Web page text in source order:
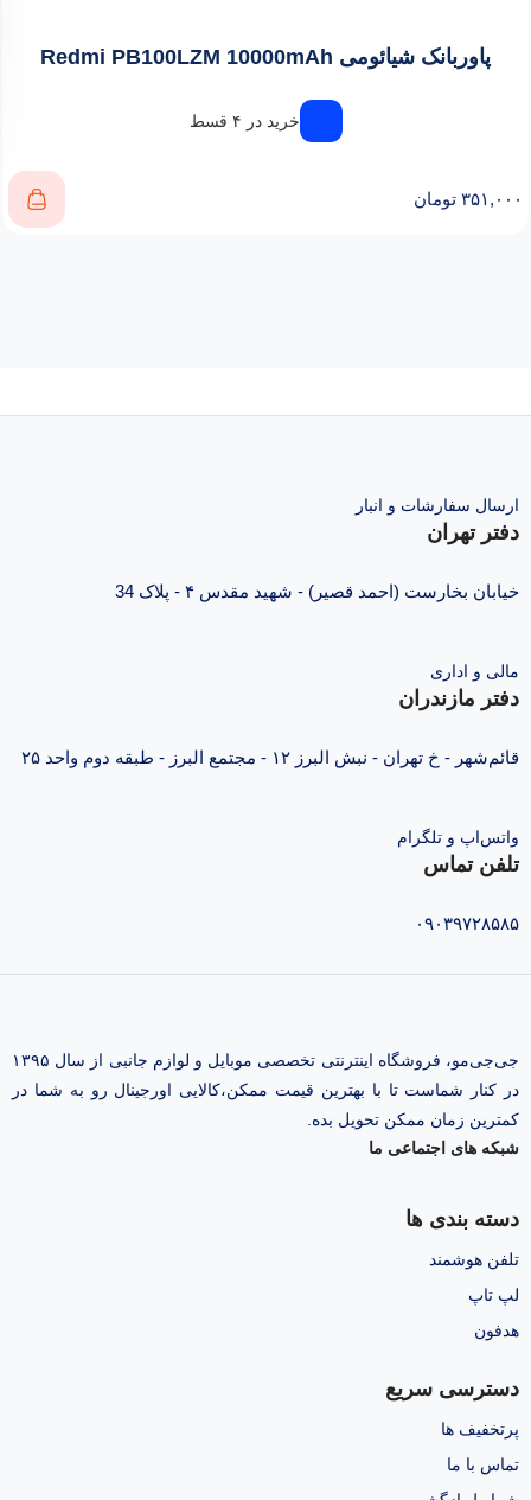
پاوربانک شیائومی Redmi PB100LZM 10000mAh
خرید در ۴ قسط
۳۵۱,۰۰۰ تومان
ارسال سفارشات و انبار
دفتر تهران
خیابان بخارست (احمد قصیر) - شهید مقدس ۴ - پلاک 34
مالی و اداری
دفتر مازندران
قائم‌شهر - خ تهران - نبش البرز ۱۲ - مجتمع البرز - طبقه دوم واحد ۲۵
واتس‌اپ و تلگرام
تلفن تماس
۰۹۰۳۹۷۲۸۵۸۵
جی‌جی‌مو، فروشگاه اینترنتی تخصصی موبایل و لوازم جانبی از سال ۱۳۹۵
در کنار شماست تا با بهترین قیمت ممکن،‌کالایی اورجینال رو به شما در
کمترین زمان ممکن تحویل بده.
شبکه های اجتماعی ما
دسته بندی ها
تلفن هوشمند
لپ تاپ
هدفون
دسترسی سریع
پرتخفیف ها
تماس با ما